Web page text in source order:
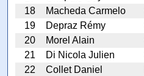
18
Macheda Carmelo
19
Depraz Rémy
20
Morel Alain
21
Di Nicola Julien
22
Collet Daniel